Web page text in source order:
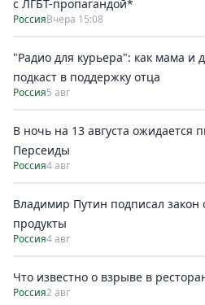
с ЛГБТ-пропагандой*
РоссияВчера 15:08
"Радио для курьера": как мама и
подкаст в поддержку отца
Россия5 авг
В ночь на 13 августа ожидается
Персеиды
Россия4 авг
Владимир Путин подписал
продукты
Россия4 авг
Что известно о взрыве в
Россия2 авг